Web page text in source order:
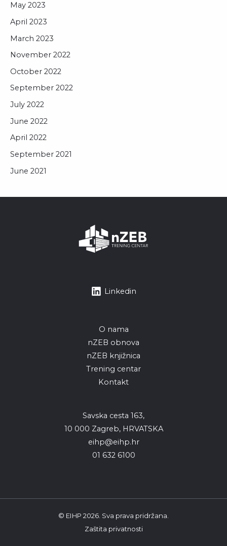
May 2023
April 2023
March 2023
November 2022
October 2022
September 2022
July 2022
June 2022
April 2022
September 2021
June 2021
Linkedin
O nama
nZEB obnova
nZEB knjižnica
Trening centar
Kontakt
Savska cesta 163,
10 000 Zagreb, HRVATSKA
eihp@eihp.hr
01 632 6100
© EIHP 2026. Sva prava pridržana.
Zaštita privatnosti